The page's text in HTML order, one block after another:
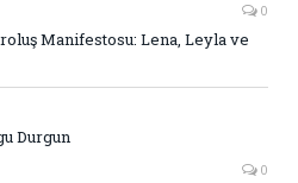
0
Manifestosu: Lena, Leyla ve
Durgun
0